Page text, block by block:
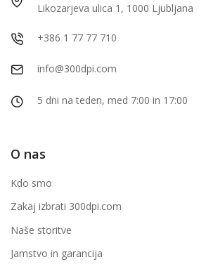
Likozarjeva ulica 1, 1000 Ljubljana
+386 1 77 77 710
info@300dpi.com
5 dni na teden, med 7:00 in 17:00
O nas
Kdo smo
Zakaj izbrati 300dpi.com
Naše storitve
Jamstvo in garancija